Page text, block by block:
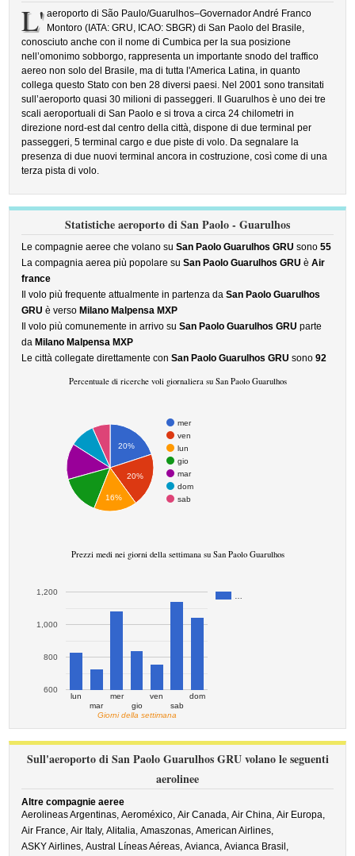
L' aeroporto di São Paulo/Guarulhos–Governador André Franco
Montoro (IATA: GRU, ICAO: SBGR) di San Paolo del Brasile,
conosciuto anche con il nome di Cumbica per la sua posizione
nell’omonimo sobborgo, rappresenta un importante snodo del traffico
aereo non solo del Brasile, ma di tutta l'America Latina, in quanto
collega questo Stato con ben 28 diversi paesi. Nel 2001 sono transitati
sull’aeroporto quasi 30 milioni di passeggeri. Il Guarulhos è uno dei tre
scali aeroportuali di San Paolo e si trova a circa 24 chilometri in
direzione nord-est dal centro della città, dispone di due terminal per
passeggeri, 5 terminal cargo e due piste di volo. Da segnalare la
presenza di due nuovi terminal ancora in costruzione, così come di una
terza pista di volo.
Statistiche aeroporto di San Paolo - Guarulhos
Le compagnie aeree che volano suSan Paolo Guarulhos GRU sono55
La compagnia aerea più popolare suSan Paolo Guarulhos GRU èAir
france
Il volo più frequente attualmente in partenza daSan Paolo Guarulhos
GRU è verso Milano Malpensa MXP
Il volo più comunemente in arrivo suSan Paolo Guarulhos GRU parte
da Milano Malpensa MXP
Le città collegate direttamente conSan Paolo Guarulhos GRU sono92
Percentuale di ricerche voli giornaliera su San Paolo Guarulhos
mer
ven
lun
gio
mar
dom
sab
20%
20%
16%
Prezzi medi nei giorni della settimana su San Paolo Guarulhos
lun
mar
mer
gio
ven
sab
dom
600
800
1,000
1,200
Giorni della settimana
Sull'aeroporto di San Paolo Guarulhos GRU volano le seguenti
aerolinee
Altre compagnie aeree
Aerolineas Argentinas,Aeroméxico,Air Canada,Air China,Air Europa,
Air France,Air Italy,Alitalia,Amaszonas,American Airlines,
ASKY Airlines,Austral Líneas Aéreas,Avianca,Avianca Brasil,